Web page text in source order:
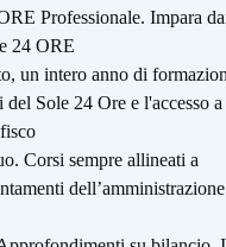
Professionale. Impara
24 ORE
un intero anno di
Sole 24 Ore e l'accesso a
Corsi sempre allineati a
dell’amministrazione